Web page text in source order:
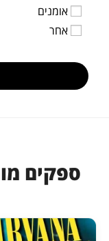
אומנים
אחר
ספקים